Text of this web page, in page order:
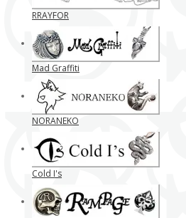
RRAYFOR
Mad Graffiti
NORANEKO
Cold I's